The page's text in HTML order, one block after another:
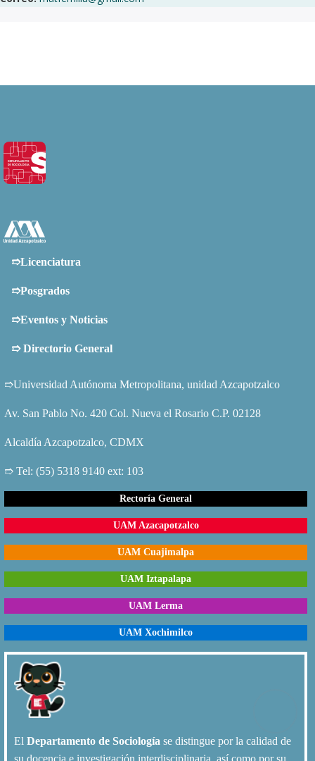
➱Licenciatura
➱Posgrados
➱Eventos y Noticias
➱Directorio General
➱Universidad Autónoma Metropolitana, unidad Azcapotzalco
Av. San Pablo No. 420 Col. Nueva el Rosario C.P. 02128
Alcaldía Azcapotzalco, CDMX
➱ Tel: (55) 5318 9140 ext: 103
Rectoría General
UAM Azacapotzalco
UAM Cuajimalpa
UAM Iztapalapa
UAM Lerma
UAM Xochimilco
El Departamento de Sociología se distingue por la calidad de
su docencia e investigación interdisciplinaria, así como por su